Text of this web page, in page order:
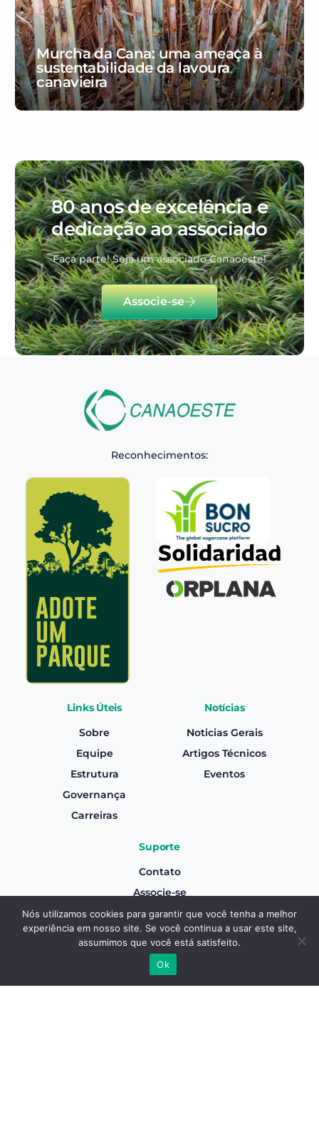
Murcha da Cana: uma ameaça à
sustentabilidade da lavoura
canavieira
80 anos de excelência e
dedicação ao associado
Faça parte! Seja um associado Canaoeste!
Associe-se
Reconhecimentos:
Links Úteis
Sobre
Equipe
Estrutura
Governança
Carreiras
Notícias
Noticias Gerais
Artigos Técnicos
Eventos
Suporte
Contato
Associe-se
Canal de Denúncias
Termos e Condições Gerais de Uso
Aviso de Privacidade
Inscreva-se em nossa Newsletter
Associe-se
Nós utilizamos cookies para garantir que você tenha a melhor
experiência em nosso site. Se você continua a usar este site,
assumimos que você está satisfeito.
Ok